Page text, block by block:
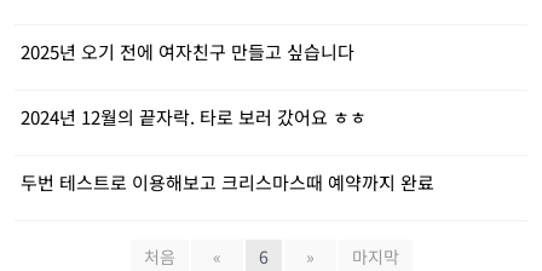
2025년 오기 전에 여자친구 만들고 싶습니다
2024년 12월의 끝자락. 타로 보러 갔어요 ㅎㅎ
두번 테스트로 이용해보고 크리스마스때 예약까지 완료
처음 « 6 » 마지막